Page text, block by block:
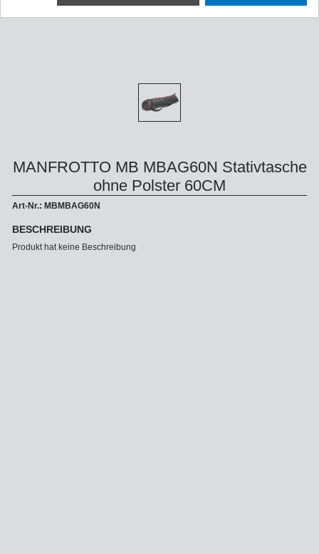
MANFROTTO MB MBAG60N Stativtasche
ohne Polster 60CM
Art-Nr.: MBMBAG60N
BESCHREIBUNG
Produkt hat keine Beschreibung